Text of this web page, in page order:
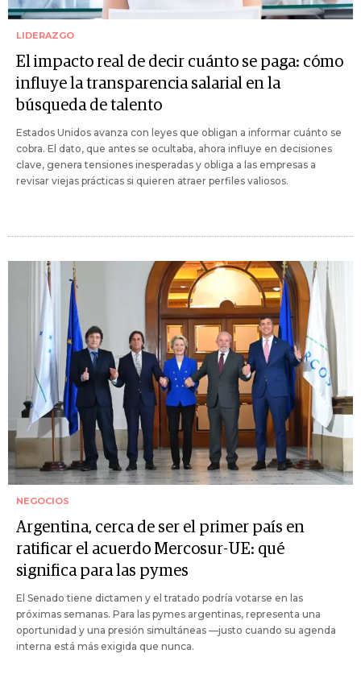
LIDERAZGO
El impacto real de decir cuánto se paga: cómo
influye la transparencia salarial en la
búsqueda de talento
Estados Unidos avanza con leyes que obligan a informar cuánto se
cobra. El dato, que antes se ocultaba, ahora influye en decisiones
clave, genera tensiones inesperadas y obliga a las empresas a
revisar viejas prácticas si quieren atraer perfiles valiosos.
NEGOCIOS
Argentina, cerca de ser el primer país en
ratificar el acuerdo Mercosur-UE: qué
significa para las pymes
El Senado tiene dictamen y el tratado podría votarse en las
próximas semanas. Para las pymes argentinas, representa una
oportunidad y una presión simultáneas —justo cuando su agenda
interna está más exigida que nunca.